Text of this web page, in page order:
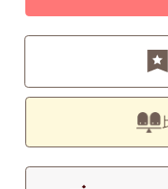
●写真の色は実物